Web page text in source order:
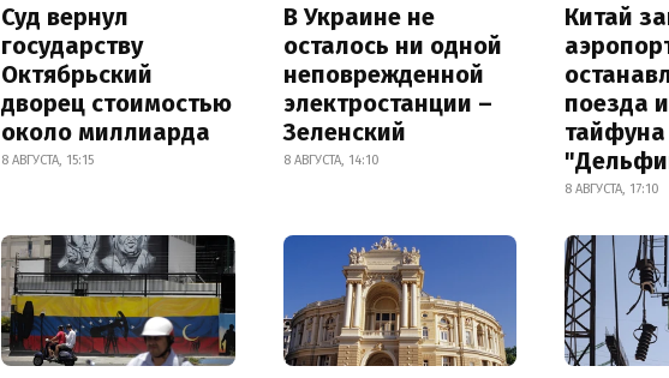
Суд вернул
государству
Октябрьский
дворец стоимостью
около миллиарда
8 АВГУСТА, 15:15
В Украине не
осталось ни одной
неповрежденной
электростанции –
Зеленский
8 АВГУСТА, 14:10
Китай
поезда
тайфуна
8 АВГУСТА, 17:10